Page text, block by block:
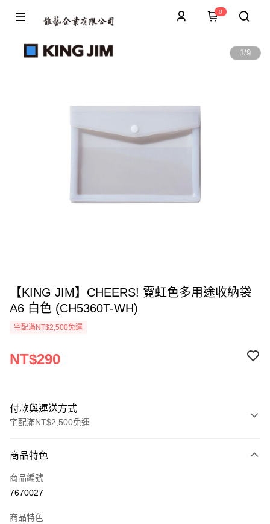
0
1/9
【KING JIM】CHEERS! 霓虹色多用途收納袋
A6 白色 (CH5360T-WH)
宅配滿NT$2,500免運
NT$290
付款與運送方式
宅配滿NT$2,500免運
信用卡一次付款
Apple Pay
商品特色
商品編號
7670027
商品特色